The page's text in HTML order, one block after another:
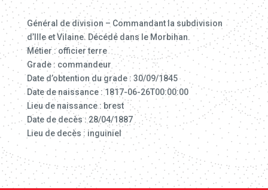
Général de division – Commandant la subdivision
d’Ille et Vilaine. Décédé dans le Morbihan.
Métier : officier terre
Grade : commandeur
Date d’obtention du grade : 30/09/1845
Date de naissance : 1817-06-26T00:00:00
Lieu de naissance : brest
Date de decès : 28/04/1887
Lieu de decès : inguiniel